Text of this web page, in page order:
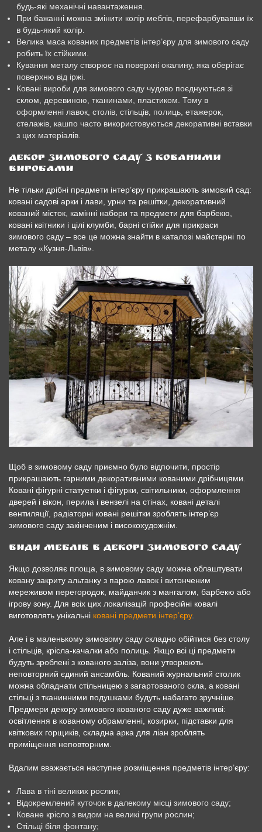
будь-які механічні навантаження.
При бажанні можна змінити колір меблів, перефарбувавши їх
в будь-який колір.
Велика маса кованих предметів інтер’єру для зимового саду
робить їх стійкими.
Кування металу створює на поверхні окалину, яка оберігає
поверхню від іржі.
Ковані вироби для зимового саду чудово поєднуються зі
склом, деревиною, тканинами, пластиком. Тому в
оформленні лавок, столів, стільців, полиць, етажерок,
стелажів, кашпо часто використовуються декоративні вставки
з цих матеріалів.
Декор зимового саду з кованими
виробами
Не тільки дрібні предмети інтер’єру прикрашають зимовий сад:
ковані садові арки і лави, урни та решітки, декоративний
кований місток, камінні набори та предмети для барбекю,
ковані квітники і цілі клумби, барні стійки для прикраси
зимового саду – все це можна знайти в каталозі майстерні по
металу «Кузня-Львів».
Щоб в зимовому саду приємно було відпочити, простір
прикрашають гарними декоративними кованими дрібницями.
Ковані фігурні статуетки і фігурки, світильники, оформлення
дверей і вікон, перила і вензелі на стінах, ковані деталі
вентиляції, радіаторні ковані решітки зроблять інтер’єр
зимового саду закінченим і високохудожнім.
Види меблів в декорі зимового саду
Якщо дозволяє площа, в зимовому саду можна облаштувати
ковану закриту альтанку з парою лавок і витонченим
мереживом перегородок, майданчик з мангалом, барбекю або
ігрову зону. Для всіх цих локалізацій професійні ковалі
виготовлять унікальні ковані предмети інтер’єру.
Але і в маленькому зимовому саду складно обійтися без столу
і стільців, крісла-качалки або полиць. Якщо всі ці предмети
будуть зроблені з кованого заліза, вони утворюють
неповторний єдиний ансамбль. Кований журнальний столик
можна обладнати стільницею з загартованого скла, а ковані
стільці з тканинними подушками будуть набагато зручніше.
Предмери декору зимового кованого саду дуже важливі:
освітлення в кованому обрамленні, козирки, підставки для
квіткових горщиків, складна арка для ліан зроблять
приміщення неповторним.
Вдалим вважається наступне розміщення предметів інтер’єру:
Лава в тіні великих рослин;
Відокремлений куточок в далекому місці зимового саду;
Коване крісло з видом на великі групи рослин;
Стільці біля фонтану;